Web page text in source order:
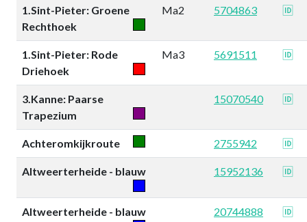
1.Sint-Pieter: Groene
Rechthoek
Ma2 5704863 🆔
1.Sint-Pieter: Rode
Driehoek
Ma3 5691511 🆔
3.Kanne: Paarse
Trapezium
15070540 🆔
Achteromkijkroute 2755942 🆔
Altweerterheide - blauw 15952136 🆔
Altweerterheide - blauw 20744888 🆔